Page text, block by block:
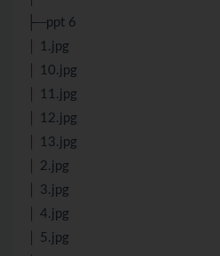
├─ppt 6
│ 1.jpg
│ 10.jpg
│ 11.jpg
│ 12.jpg
│ 13.jpg
│ 2.jpg
│ 3.jpg
│ 4.jpg
│ 5.jpg